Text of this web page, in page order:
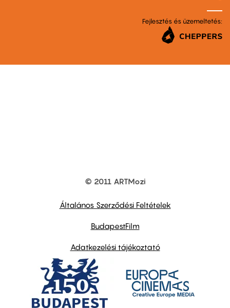
Fejlesztés és üzemeltetés:
© 2011 ARTMozi
Általános Szerződési Feltételek
BudapestFilm
Adatkezelési tájékoztató